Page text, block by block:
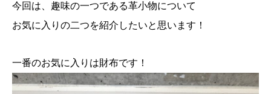
今回は、趣味の一つである革小物について
お気に入りの二つを紹介したいと思います！
一番のお気に入りは財布です！